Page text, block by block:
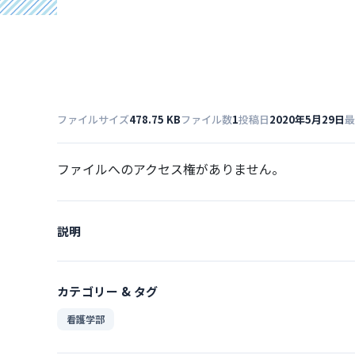
ファイルサイズ478.75 KBファイル数1投稿日2020年5月29日
ファイルへのアクセス権がありません。
説明
カテゴリー & タグ
看護学部